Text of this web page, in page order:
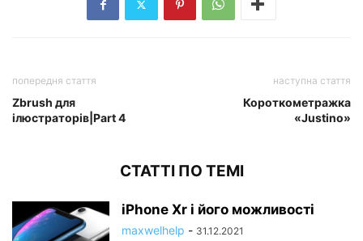
попередня стаття
Zbrush для
ілюстраторів|Part 4
наступна стаття
Короткометражка
«Justino»
СТАТТІ ПО ТЕМІ
iPhone Xr і його можливості
maxwelhelp - 31.12.2021